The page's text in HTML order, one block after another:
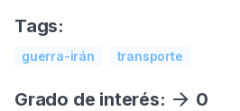
Tags:
guerra-irán transporte
Grado de interés: 0